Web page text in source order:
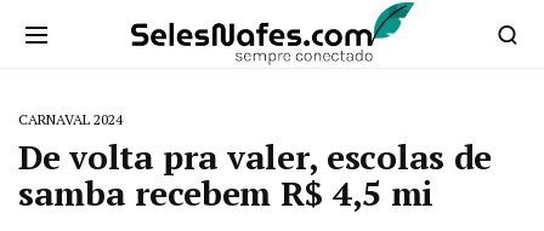
CARNAVAL 2024
De volta pra valer, escolas de
samba recebem R$ 4,5 mi